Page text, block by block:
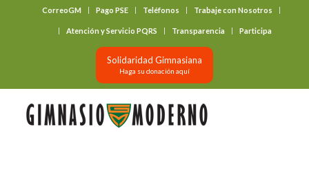
CorreoGM Pago PSE Teléfonos Trabaje con Nosotros
Atención y Servicio PQRS Transparencia Participa
Solidaridad Gimnasiana
Haga su donación aquí